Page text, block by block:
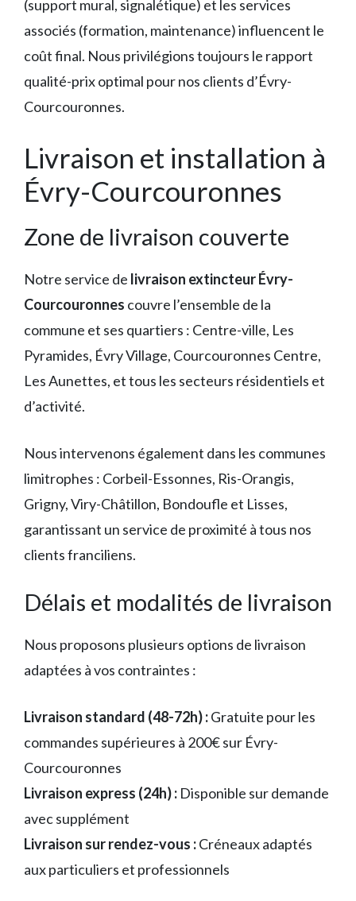
(support mural, signalétique) et les services
associés (formation, maintenance) influencent le
coût final. Nous privilégions toujours le rapport
qualité-prix optimal pour nos clients d’Évry-
Courcouronnes.
Livraison et installation à
Évry-Courcouronnes
Zone de livraison couverte
Notre service de livraison extincteur Évry-
Courcouronnes couvre l’ensemble de la
commune et ses quartiers : Centre-ville, Les
Pyramides, Évry Village, Courcouronnes Centre,
Les Aunettes, et tous les secteurs résidentiels et
d’activité.
Nous intervenons également dans les communes
limitrophes : Corbeil-Essonnes, Ris-Orangis,
Grigny, Viry-Châtillon, Bondoufle et Lisses,
garantissant un service de proximité à tous nos
clients franciliens.
Délais et modalités de livraison
Nous proposons plusieurs options de livraison
adaptées à vos contraintes :
Livraison standard (48-72h) :Gratuite pour les
commandes supérieures à 200€ sur Évry-
Courcouronnes
Livraison express (24h) : Disponible sur demande
avec supplément
Livraison sur rendez-vous :Créneaux adaptés
aux particuliers et professionnels